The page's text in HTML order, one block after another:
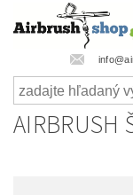
AIRBRUSH